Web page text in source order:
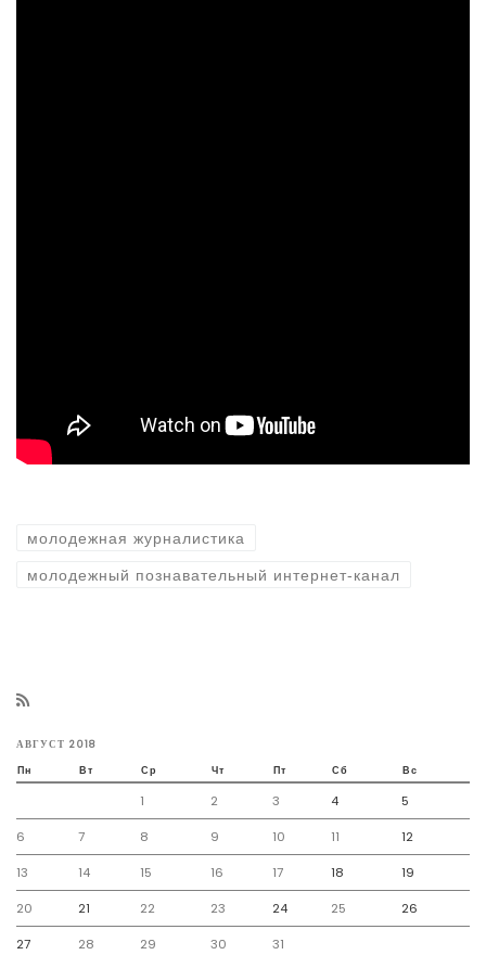
молодежная журналистика
молодежный познавательный интернет-канал
АВГУСТ 2018
Пн Вт Ср Чт Пт Сб Вс
1 2 3 4 5
6 7 8 9 10 11 12
13 14 15 16 17 18 19
20 21 22 23 24 25 26
27 28 29 30
31